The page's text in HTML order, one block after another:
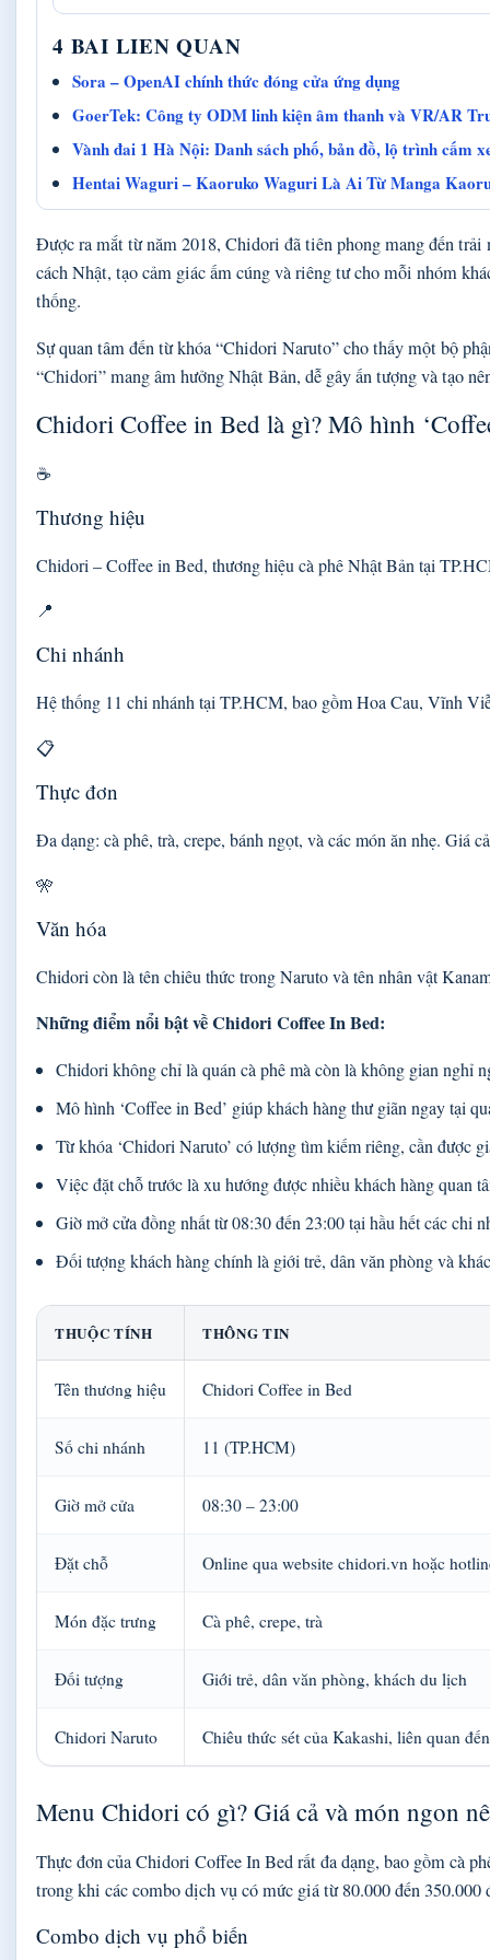
4 BAI LIEN QUAN
Sora – OpenAI chính thức đóng cửa ứng dụng
GoerTek: Công ty ODM linh kiện âm thanh và VR/AR
Vành đai 1 Hà Nội: Danh sách phố, bản đồ, lộ trình cấm
Hentai Waguri – Kaoruko Waguri Là Ai Từ Manga
Được ra mắt từ năm 2018, Chidori đã tiên phong mang đến
cách Nhật, tạo cảm giác ấm cúng và riêng tư cho mỗi nhóm
thống.
Sự quan tâm đến từ khóa “Chidori Naruto” cho thấy một bộ
“Chidori” mang âm hưởng Nhật Bản, dễ gây ấn tượng và tạo
Chidori Coffee in Bed là gì? Mô hình
☕
Thương hiệu
Chidori – Coffee in Bed, thương hiệu cà phê Nhật Bản tại
📍
Chi nhánh
Hệ thống 11 chi nhánh tại TP.HCM, bao gồm Hoa Cau, Vĩnh
📋
Thực đơn
Đa dạng: cà phê, trà, crepe, bánh ngọt, và các món ăn nhẹ. Giá
🎌
Văn hóa
Chidori còn là tên chiêu thức trong Naruto và tên nhân vật
Những điểm nổi bật về Chidori Coffee In Bed:
Chidori không chỉ là quán cà phê mà còn là không gian nghỉ
Mô hình ‘Coffee in Bed’ giúp khách hàng thư giãn ngay tại
Từ khóa ‘Chidori Naruto’ có lượng tìm kiếm riêng, cần được
Việc đặt chỗ trước là xu hướng được nhiều khách hàng quan
Giờ mở cửa đồng nhất từ 08:30 đến 23:00 tại hầu hết các chi
Đối tượng khách hàng chính là giới trẻ, dân văn phòng và
THUỘC TÍNH THÔNG TIN
Tên thương hiệu Chidori Coffee in Bed
Số chi nhánh 11 (TP.HCM)
Giờ mở cửa 08:30 – 23:00
Đặt chỗ Online qua website chidori.vn hoặc
Món đặc trưng Cà phê, crepe, trà
Đối tượng Giới trẻ, dân văn phòng, khách du lịch
Chidori Naruto Chiêu thức sét của Kakashi, liên quan
Menu Chidori có gì? Giá cả và món ngon
Thực đơn của Chidori Coffee In Bed rất đa dạng, bao gồm cà
trong khi các combo dịch vụ có mức giá từ 80.000 đến
Combo dịch vụ phổ biến